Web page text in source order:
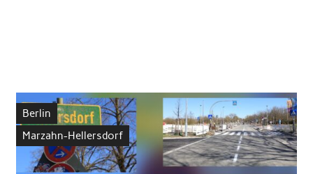
Berlin
Marzahn-Hellersdorf